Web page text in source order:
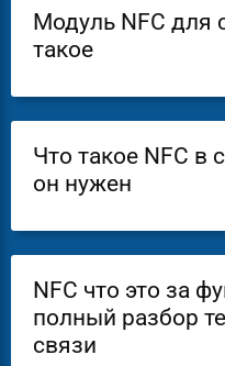
Модуль NFC для
такое
Что такое NFC в
он нужен
NFC что это за
полный разбор
связи